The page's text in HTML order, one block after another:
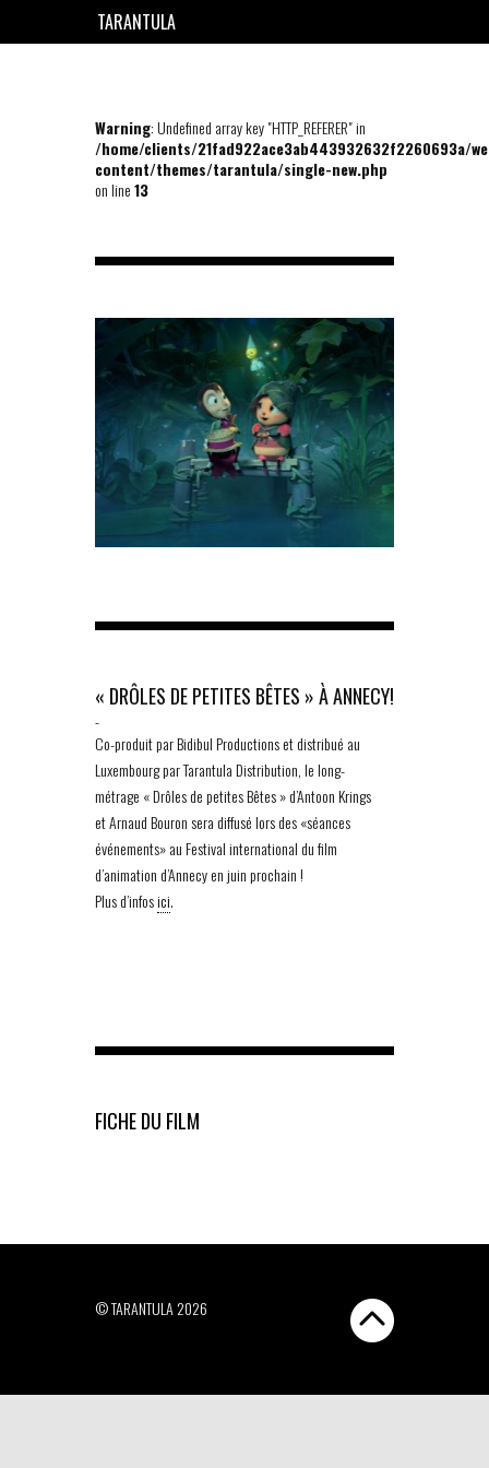
TARANTULA
Warning: Undefined array key "HTTP_REFERER" in
/home/clients/21fad922ace3ab443932632f2260693a/
content/themes/tarantula/single-new.php
on line13
« DRÔLES DE PETITES BÊTES » À ANNECY!
-
Co-produit par Bidibul Productions et distribué au
Luxembourg par Tarantula Distribution, le long-
métrage « Drôles de petites Bêtes » d’Antoon Krings
et Arnaud Bouron sera diffusé lors des «séances
événements» au Festival international du film
d’animation d’Annecy en juin prochain !
Plus d’infosici.
FICHE DU FILM
© TARANTULA 2026